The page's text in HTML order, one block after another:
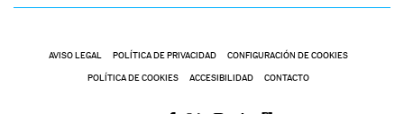
AVISO LEGAL POLÍTICA DE PRIVACIDAD CONFIGURACIÓN DE COOKIES
POLÍTICA DE COOKIES ACCESIBILIDAD CONTACTO